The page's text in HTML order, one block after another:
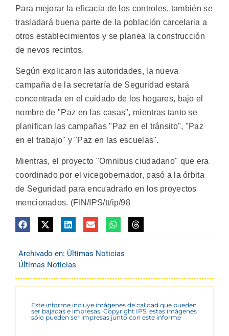
Para mejorar la eficacia de los controles, también se
trasladará buena parte de la población carcelaria a
otros establecimientos y se planea la construcción
de nevos recintos.
Según explicaron las autoridades, la nueva
campaña de la secretaría de Seguridad estará
concentrada en el cuidado de los hogares, bajo el
nombre de "Paz en las casas", mientras tanto se
planifican las campañas "Paz en el tránsito", "Paz
en el trabajo" y "Paz en las escuelas".
Mientras, el proyecto "Omnibus ciudadano" que era
coordinado por el vicegobernador, pasó a la órbita
de Seguridad para encuadrarlo en los proyectos
mencionados. (FIN/IPS/tt/ip/98
Archivado en: Últimas Noticias
Últimas Noticias
Este informe incluye imágenes de calidad que pueden
ser bajadas e impresas. Copyright IPS, estas imágenes
sólo pueden ser impresas junto con este informe